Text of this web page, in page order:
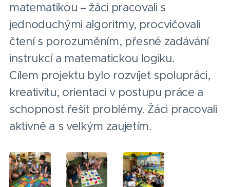
matematikou – žáci pracovali s
jednoduchými algoritmy, procvičovali
čtení s porozuměním, přesné zadávání
instrukcí a matematickou logiku.
Cílem projektu bylo rozvíjet spolupráci,
kreativitu, orientaci v postupu práce a
schopnost řešit problémy. Žáci pracovali
aktivně a s velkým zaujetím.